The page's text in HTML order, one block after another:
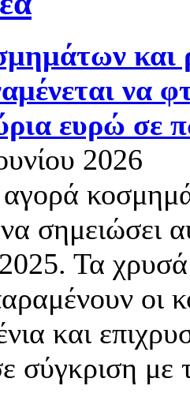
και
να
ευρώ σε
2026
σημειώσει
Τα χρυσά
οι
και
σύγκριση με